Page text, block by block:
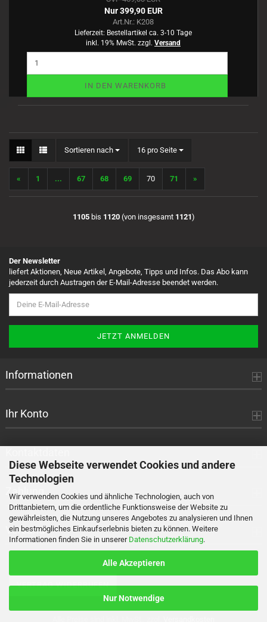
Diese Webseite verwendet Cookies und andere
Technologien
Wir verwenden Cookies und ähnliche Technologien, auch von
Drittanbietern, um die ordentliche Funktionsweise der Website zu
gewährleisten, die Nutzung unseres Angebotes zu analysieren und Ihnen
ein bestmögliches Einkaufserlebnis bieten zu können. Weitere
Informationen finden Sie in unserer Datenschutzerklärung.
Alle Akzeptieren
Nur Notwendige
Nur 399,90 EUR
Art.Nr.: K208
Lieferzeit: Bestellartikel ca. 3-10 Tage
inkl. 19% MwSt. zzgl. Versand
IN DEN WARENKORB
Sortieren nach
Sortieren nach 16 pro Seite
pro Seite
« 1 ... 67 68 69 70 71 »
1105bis 1120(von insgesamt 1121)
Der Newsletter
liefert Aktionen, Neue Artikel, Angebote, Tipps und Infos. Das Abo kann
jederzeit durch Austragen der E-Mail-Adresse beendet werden.
Informationen
Ihr Konto
Zahlung
Versand
VERTRAG WIDERRUFEN